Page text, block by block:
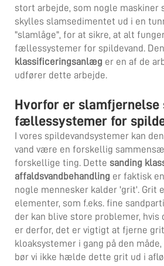
stort arbejde, som nogle maskiner
skylles slamsedimentet ud i en
"slamlåge", for at sikre, at alt
fællessystemer for spildevand. Den
klassificeringsanlæg er en af de
udfører dette arbejde.
Hvorfor er slamfjernelse
fællessystemer for
I vores spildevandsystemer kan
vand være en forskellig
forskellige ting. Dette sanding
affaldsvandbehandling er faktisk
nogle mennesker kalder 'grit'. Grit
elementer, som f.eks. fine
der kan blive store problemer, hvis
er derfor, det er vigtigt at fjerne
kloaksystemer i gang på den
bør vi ikke hælde dette grit ud i